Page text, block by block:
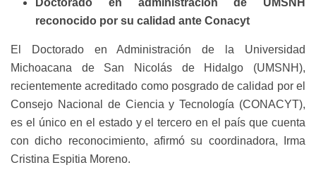
Doctorado en administración de UMSNH
reconocido por su calidad ante Conacyt
El Doctorado en Administración de la Universidad
Michoacana de San Nicolás de Hidalgo (UMSNH),
recientemente acreditado como posgrado de calidad por el
Consejo Nacional de Ciencia y Tecnología (CONACYT),
es el único en el estado y el tercero en el país que cuenta
con dicho reconocimiento, afirmó su coordinadora, Irma
Cristina Espitia Moreno.